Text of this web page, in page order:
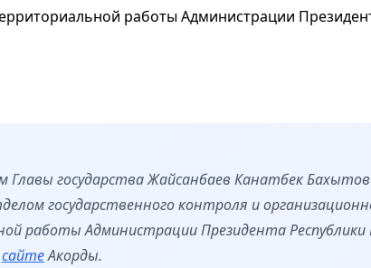
работы Администрации
Главы государства Жайсанбаев Канатбек
государственного контроля и
работы Администрации Президента Республики
сайтеАкорды.